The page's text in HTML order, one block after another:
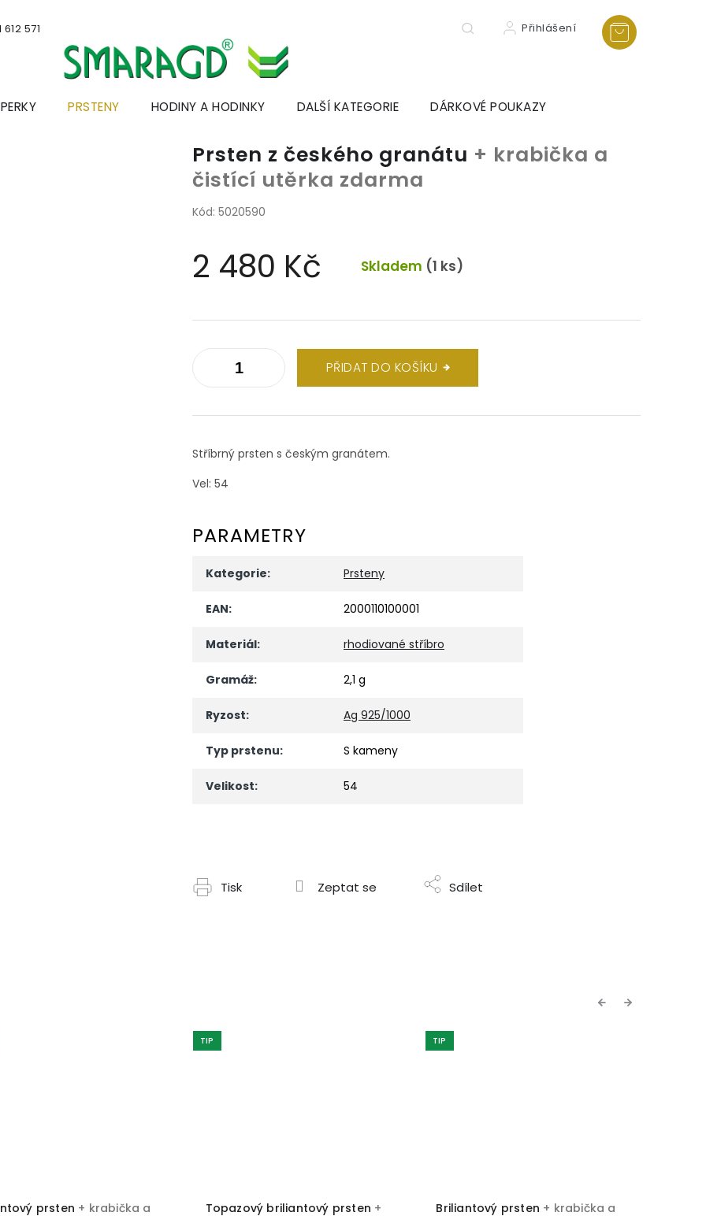
571 Přihlášení
PRSTENY HODINY A HODINKY DALŠÍ KATEGORIE DÁRKOVÉ POUKAZY
Prsten z českého granátu + krabička a
čistící utěrka zdarma
Kód: 5020590
2 480 Kč Skladem (1 ks)
PŘIDAT DO KOŠÍKU
Stříbrný prsten s českým granátem.
Vel: 54
PARAMETRY
Kategorie: Prsteny
EAN: 2000110100001
Materiál: rhodiované stříbro
Gramáž: 2,1 g
Ryzost: Ag 925/1000
Typ prstenu: S kameny
Velikost: 54
Tisk Zeptat se Sdílet
Previous
prsten + krabička a
TIP
Topazový briliantový prsten +
TIP
Briliantový prsten + krabička a
Next